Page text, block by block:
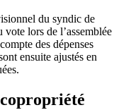
du syndic de
lors de l’assemblée
des dépenses
ensuite ajustés en